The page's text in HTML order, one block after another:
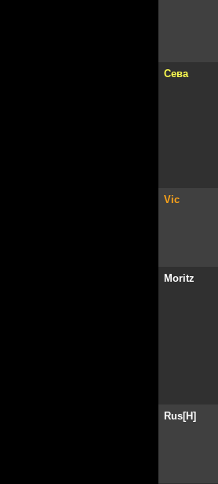
Сева
Vic
Moritz
Rus[H]